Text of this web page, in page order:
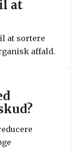
at
at sortere
affald.